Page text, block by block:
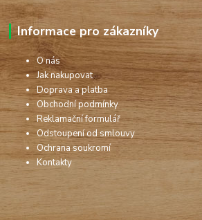
Informace pro zákazníky
O nás
Jak nakupovat
Doprava a platba
Obchodní podmínky
Reklamační formulář
Odstoupení od smlouvy
Ochrana soukromí
Kontakty